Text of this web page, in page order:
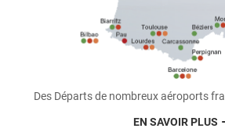
Des Départs de nombreux aéroports
EN SAVOIR PLUS